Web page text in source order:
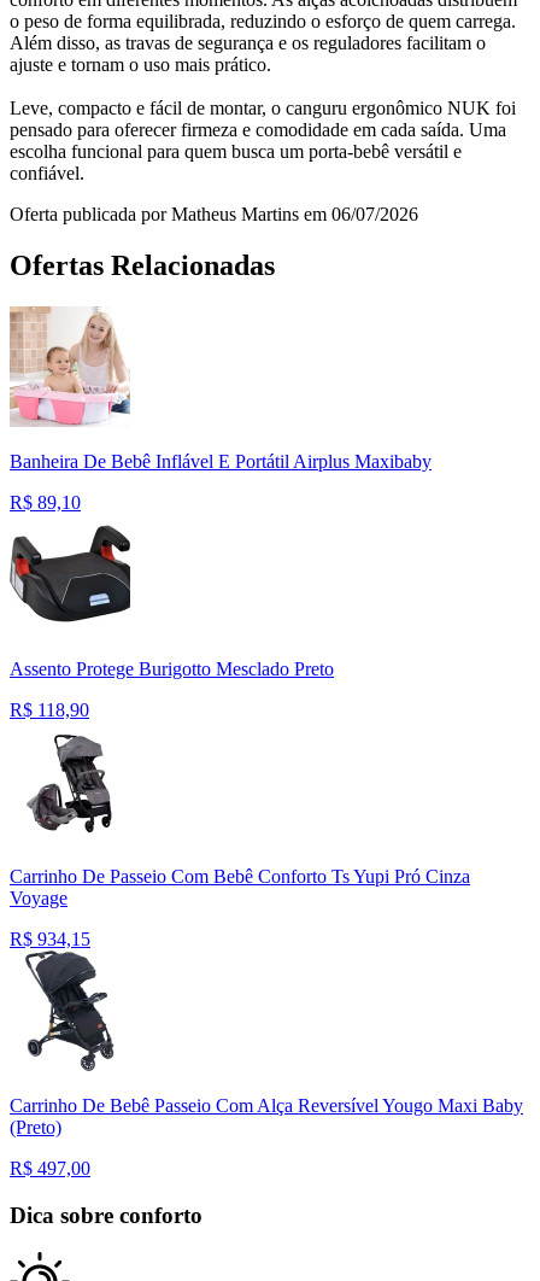
o peso de forma equilibrada, reduzindo o esforço de quem carrega.
Além disso, as travas de segurança e os reguladores facilitam o
ajuste e tornam o uso mais prático.
Leve, compacto e fácil de montar, o canguru ergonômico NUK foi
pensado para oferecer firmeza e comodidade em cada saída. Uma
escolha funcional para quem busca um porta-bebê versátil e
confiável.
Oferta publicada por Matheus Martins em 06/07/2026
Ofertas Relacionadas
Banheira De Bebê Inflável E Portátil Airplus Maxibaby
R$ 89,10
Assento Protege Burigotto Mesclado Preto
R$ 118,90
Carrinho De Passeio Com Bebê Conforto Ts Yupi Pró Cinza
Voyage
R$ 934,15
Carrinho De Bebê Passeio Com Alça Reversível Yougo Maxi Baby
(Preto)
R$ 497,00
Dica sobre conforto